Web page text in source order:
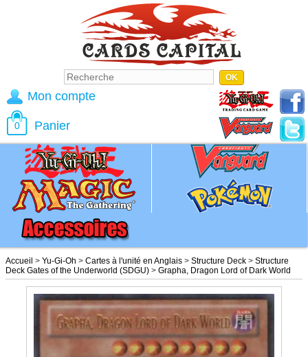
Accueil > Yu-Gi-Oh > Cartes à l'unité en Anglais > Structure Deck > Structure
Deck Gates of the Underworld (SDGU) > Grapha, Dragon Lord of Dark World
Mon compte
0 Panier